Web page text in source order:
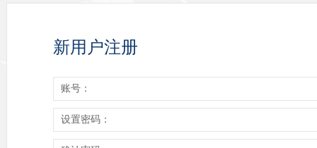
新用户注册
账号：
设置密码：